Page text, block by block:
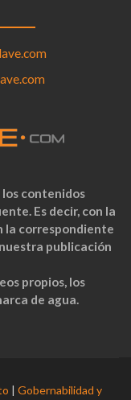
contenidos
Es decir, con la
la correspondiente
publicación
propios, los
de agua.
| Gobernabilidad y